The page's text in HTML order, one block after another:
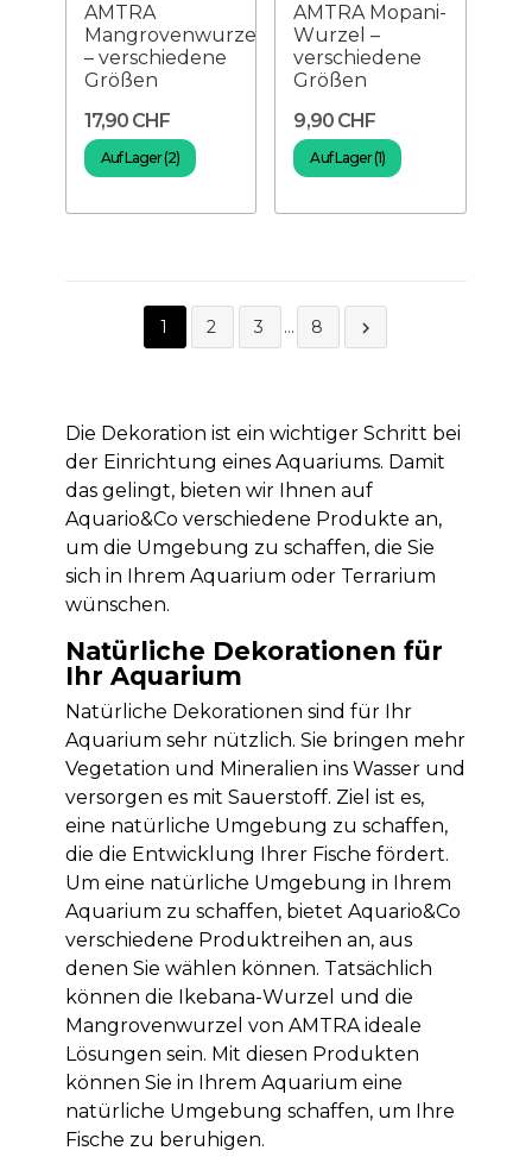
AMTRA
Mangrovenwurzel
– verschiedene
Größen
17,90 CHF
Auf Lager (2)
AMTRA Mopani-
Wurzel –
verschiedene
Größen
9,90 CHF
Auf Lager (1)
1 2 3 … 8 
Die Dekoration ist ein wichtiger Schritt bei
der Einrichtung eines Aquariums. Damit
das gelingt, bieten wir Ihnen auf
Aquario&Co verschiedene Produkte an,
um die Umgebung zu schaffen, die Sie
sich in Ihrem Aquarium oder Terrarium
wünschen.
Natürliche Dekorationen für
Ihr Aquarium
Natürliche Dekorationen sind für Ihr
Aquarium sehr nützlich. Sie bringen mehr
Vegetation und Mineralien ins Wasser und
versorgen es mit Sauerstoff. Ziel ist es,
eine natürliche Umgebung zu schaffen,
die die Entwicklung Ihrer Fische fördert.
Um eine natürliche Umgebung in Ihrem
Aquarium zu schaffen, bietet Aquario&Co
verschiedene Produktreihen an, aus
denen Sie wählen können. Tatsächlich
können die Ikebana-Wurzel und die
Mangrovenwurzel von AMTRA ideale
Lösungen sein. Mit diesen Produkten
können Sie in Ihrem Aquarium eine
natürliche Umgebung schaffen, um Ihre
Fische zu beruhigen.